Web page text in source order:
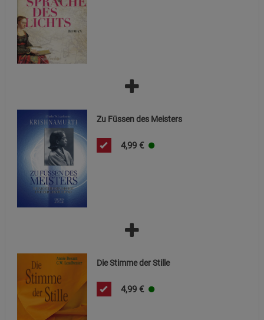
Zu Füssen des Meisters
4,99 €
Die Stimme der Stille
4,99 €
Marketing Cookies (3)
Beschreibung Marketing Cookies
Cookie-Informationen